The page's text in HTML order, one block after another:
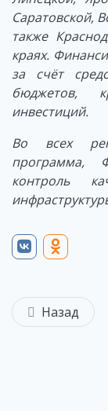
Саратовской,
также
краях.
за счёт
бюджетов,
инвестиций.
Во всех
программа,
контроль
Назад